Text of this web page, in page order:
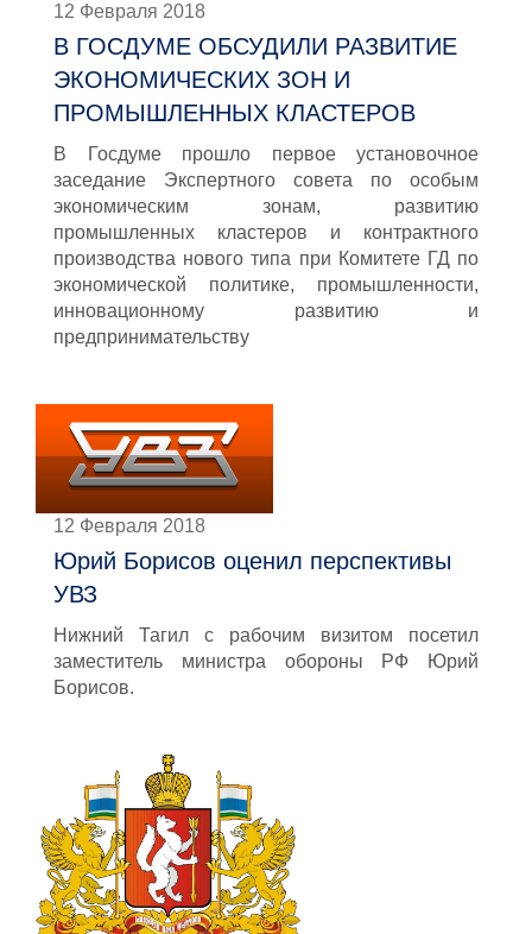
12 Февраля 2018
В ГОСДУМЕ ОБСУДИЛИ РАЗВИТИЕ
ЭКОНОМИЧЕСКИХ ЗОН И
ПРОМЫШЛЕННЫХ КЛАСТЕРОВ
В Госдуме прошло первое установочное
заседание Экспертного совета по особым
экономическим зонам, развитию
промышленных кластеров и контрактного
производства нового типа при Комитете ГД по
экономической политике, промышленности,
инновационному развитию и
предпринимательству
12 Февраля 2018
Юрий Борисов оценил перспективы
УВЗ
Нижний Тагил с рабочим визитом посетил
заместитель министра обороны РФ Юрий
Борисов.